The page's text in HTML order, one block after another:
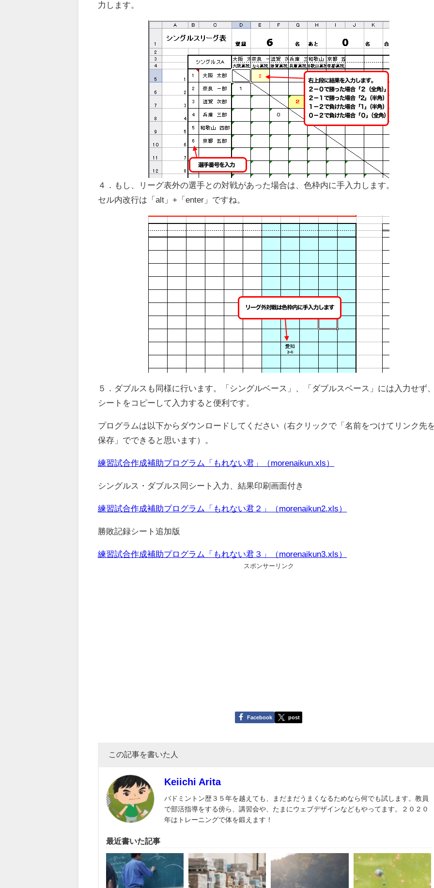
力します。
４．もし、リーグ表外の選手との対戦があった場合は、色枠内に手入力します。
セル内改行は「alt」+「enter」ですね。
５．ダブルスも同様に行います。「シングルベース」、「ダブルスベース」には入力せず
シートをコピーして入力すると便利です。
プログラムは以下からダウンロードしてください（右クリックで「名前をつけてリンク先
保存」でできると思います）。
練習試合作成補助プログラム「もれない君」（morenaikun.xls）
シングルス・ダブルス同シート入力、結果印刷画面付き
練習試合作成補助プログラム「もれない君２」（morenaikun2.xls）
勝敗記録シート追加版
練習試合作成補助プログラム「もれない君３」（morenaikun3.xls）
スポンサーリンク
Facebook post
この記事を書いた人
Keiichi Arita
バドミントン歴３５年を越えても、まだまだうまくなるためなら何でも試します。教員
で部活指導をする傍ら、講習会や、たまにウェブデザインなどもやってます。２０２０
年はトレーニングで体を鍛えます！
最近書いた記事